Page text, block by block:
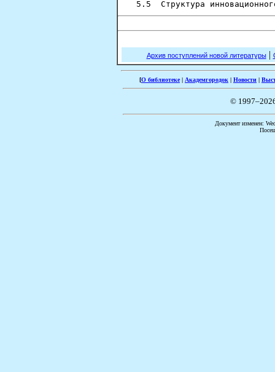
Архив поступлений новой литературы|
[О библиотеке| Академгородок | Новости |
©
Документ изменен: